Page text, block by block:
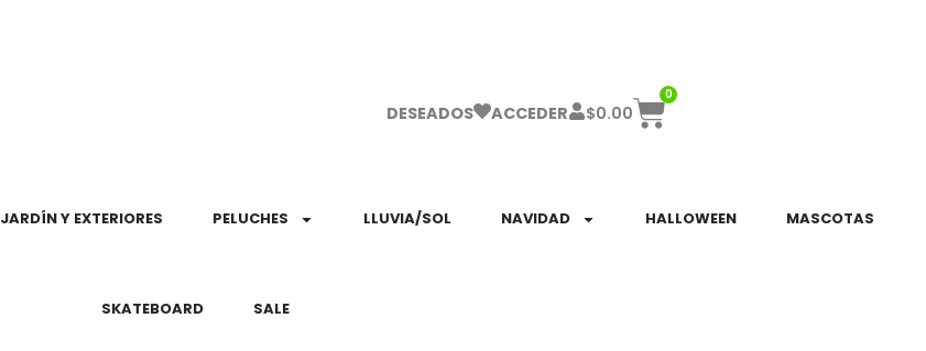
DESEADOS ACCEDER $0.00
0
JARDÍN Y EXTERIORES PELUCHES LLUVIA/SOL NAVIDAD HALLOWEEN MASCOTAS
SKATEBOARD SALE